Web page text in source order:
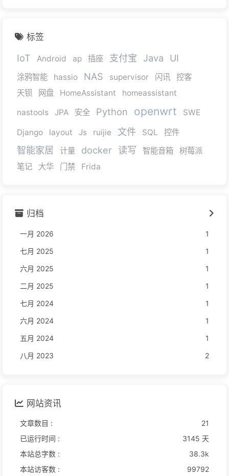
标签
IoT Android ap 插座 支付宝 Java UI
涂鸦智能 hassio NAS supervisor 闪讯
控客
天钡
网盘 HomeAssistant
homeassistant
nastools
JPA 安全 Python openwrt SWE
Django layout Js ruijie 文件 SQL 控件
智能家居 计量 docker 读写 智能音箱
树莓派
笔记
大华 门禁 Frida
归档
一月 2026
1
七月 2025
1
六月 2025
1
二月 2025
1
七月 2024
1
六月 2024
1
五月 2024
1
八月 2023
2
网站资讯
文章数目 :
21
已运行时间 :
3145 天
本站总字数 :
38.3k
本站访客数 :
99792